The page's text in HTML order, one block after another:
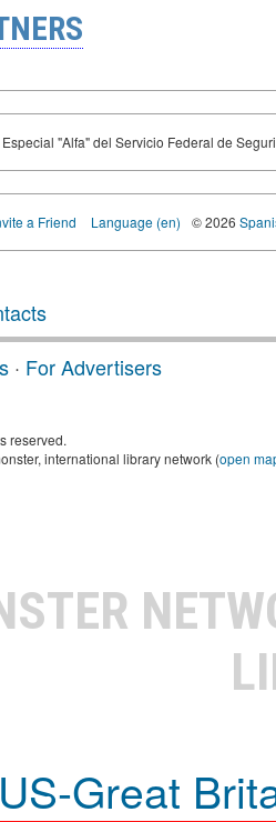
"Alfa" del Servicio Federal de
a Friend Language (en) © 2026
· For Advertisers
reserved.
international library network (open
US-Great